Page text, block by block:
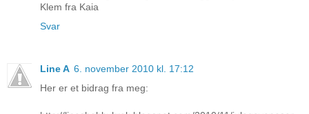
Klem fra Kaia
Svar
Line A 6. november 2010 kl. 17:12
Her er et bidrag fra meg: